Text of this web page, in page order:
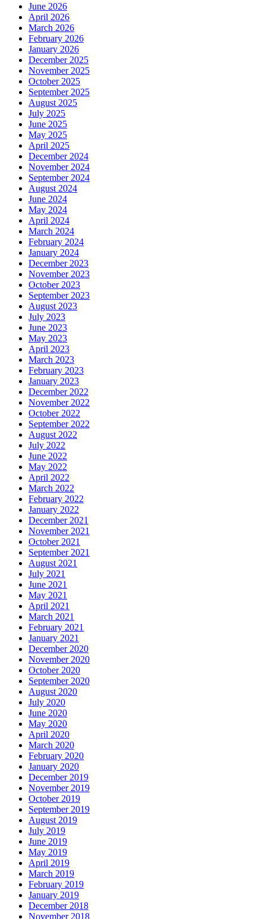
June 2026
April 2026
March 2026
February 2026
January 2026
December 2025
November 2025
October 2025
September 2025
August 2025
July 2025
June 2025
May 2025
April 2025
December 2024
November 2024
September 2024
August 2024
June 2024
May 2024
April 2024
March 2024
February 2024
January 2024
December 2023
November 2023
October 2023
September 2023
August 2023
July 2023
June 2023
May 2023
April 2023
March 2023
February 2023
January 2023
December 2022
November 2022
October 2022
September 2022
August 2022
July 2022
June 2022
May 2022
April 2022
March 2022
February 2022
January 2022
December 2021
November 2021
October 2021
September 2021
August 2021
July 2021
June 2021
May 2021
April 2021
March 2021
February 2021
January 2021
December 2020
November 2020
October 2020
September 2020
August 2020
July 2020
June 2020
May 2020
April 2020
March 2020
February 2020
January 2020
December 2019
November 2019
October 2019
September 2019
August 2019
July 2019
June 2019
May 2019
April 2019
March 2019
February 2019
January 2019
December 2018
November 2018